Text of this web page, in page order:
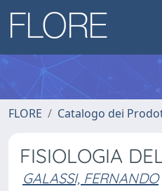
FLORE Catalogo dei
FISIOLOGIA
GALASSI, FERNANDO